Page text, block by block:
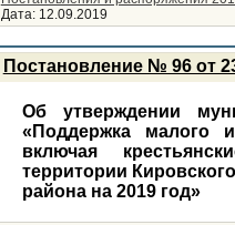
Дата: 12.09.2019
Постановление № 96 от
Об утверждении
«Поддержка малого
включая
территории
района на 2019 год»